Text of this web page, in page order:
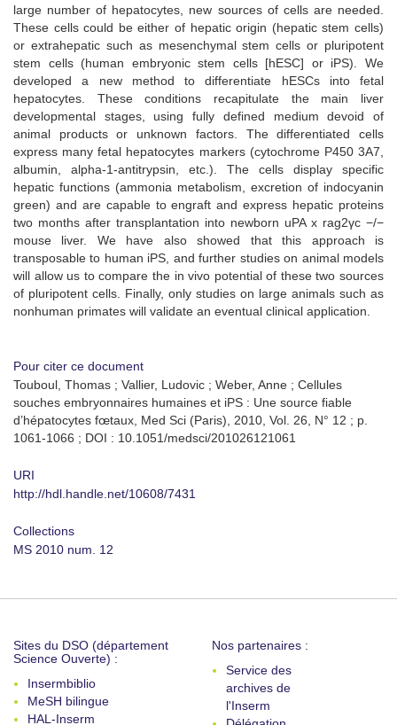
large number of hepatocytes, new sources of cells are needed.
These cells could be either of hepatic origin (hepatic stem cells)
or extrahepatic such as mesenchymal stem cells or pluripotent
stem cells (human embryonic stem cells [hESC] or iPS). We
developed a new method to differentiate hESCs into fetal
hepatocytes. These conditions recapitulate the main liver
developmental stages, using fully defined medium devoid of
animal products or unknown factors. The differentiated cells
express many fetal hepatocytes markers (cytochrome P450 3A7,
albumin, alpha-1-antitrypsin, etc.). The cells display specific
hepatic functions (ammonia metabolism, excretion of indocyanin
green) and are capable to engraft and express hepatic proteins
two months after transplantation into newborn uPA x rag2γc −/−
mouse liver. We have also showed that this approach is
transposable to human iPS, and further studies on animal models
will allow us to compare the in vivo potential of these two sources
of pluripotent cells. Finally, only studies on large animals such as
nonhuman primates will validate an eventual clinical application.
Pour citer ce document
Touboul, Thomas ; Vallier, Ludovic ; Weber, Anne ; Cellules
souches embryonnaires humaines et iPS : Une source fiable
d’hépatocytes fœtaux, Med Sci (Paris), 2010, Vol. 26, N° 12 ; p.
1061-1066 ; DOI : 10.1051/medsci/201026121061
URI
http://hdl.handle.net/10608/7431
Collections
MS 2010 num. 12
Sites du DSO (département
Science Ouverte) :
Insermbiblio
MeSH bilingue
HAL-Inserm
Nos partenaires :
Service des
archives de
l'Inserm